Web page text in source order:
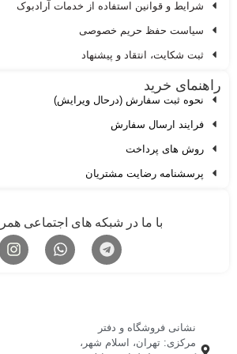
شرایط و قوانین استفاده از خدمات آرادبوک
سیاست حفظ حریم خصوصی
ثبت شکایت، انتقاد و پیشنهاد
خرید
نحوه ثبت سفارش (درحال ویرایش)
فرایند ارسال سفارش
روش های پرداخت
پرسشنامه رضایت مشتریان
با ما در شبکه های اجتماعی همراه
نشانی فروشگاه و دفتر
مرکزی: تهران، اسلام شهر،